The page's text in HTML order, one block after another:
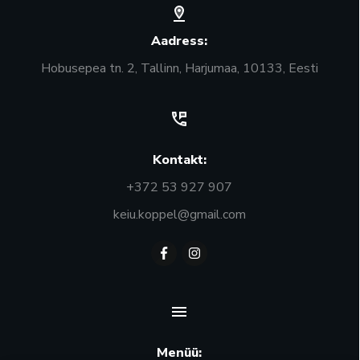
Aadress:
Hobusepea tn. 2, Tallinn, Harjumaa, 10133, Eesti
Kontakt:
+372 53 927 907
keiu.koppel@gmail.com
Menüü: